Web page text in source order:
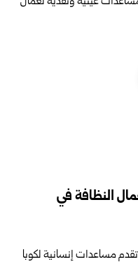
النظافة في